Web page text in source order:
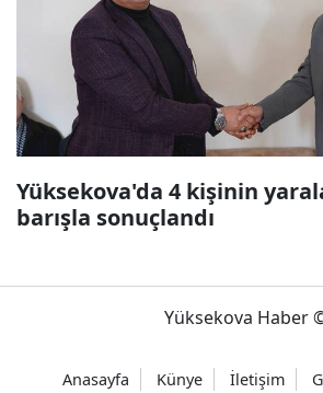
Yüksekova'da 4 kişinin
barışla sonuçlandı
Yüksekova Haber
Anasayfa Künye İletişim